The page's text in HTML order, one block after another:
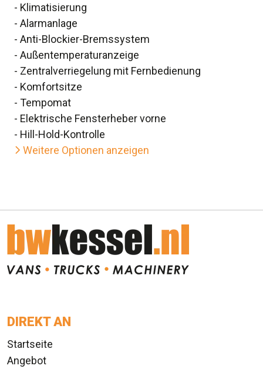
- Klimatisierung
- Alarmanlage
- Anti-Blockier-Bremssystem
- Außentemperaturanzeige
- Zentralverriegelung mit Fernbedienung
- Komfortsitze
- Tempomat
- Elektrische Fensterheber vorne
- Hill-Hold-Kontrolle
Weitere Optionen anzeigen
DIREKT AN
Startseite
Angebot